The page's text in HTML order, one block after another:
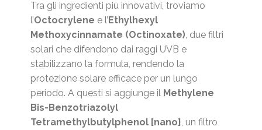
Tra gli ingredienti più innovativi, troviamo
l’Octocrylene e l’Ethylhexyl
Methoxycinnamate (Octinoxate) , due filtri
solari che difendono dai raggi UVB e
stabilizzano la formula, rendendo la
protezione solare efficace per un lungo
periodo. A questi si aggiunge il Methylene
Bis-Benzotriazolyl
Tetramethylbutylphenol [nano] , un filtro